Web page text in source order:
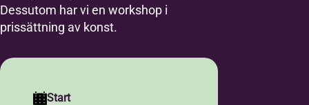
Dessutom har vi en workshop i
prissättning av konst.
Start